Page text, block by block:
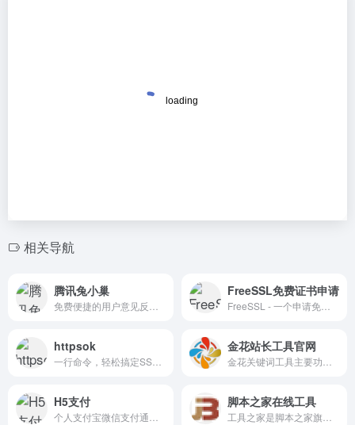
相关导航
腾讯兔小巢 FreeSSL免费证书申请
httpsok 金花站长工具官网
H5支付 脚本之家在线工具